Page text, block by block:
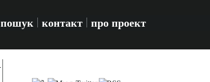
пошук контакт про проект